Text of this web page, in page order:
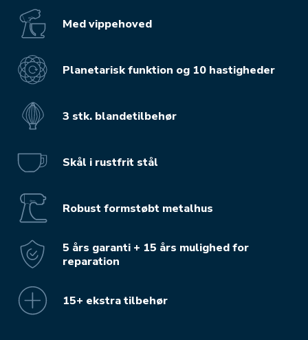
Med vippehoved
Planetarisk funktion og 10 hastigheder
3 stk. blandetilbehør
Skål i rustfrit stål
Robust formstøbt metalhus
5 års garanti + 15 års mulighed for
reparation
15+ ekstra tilbehør